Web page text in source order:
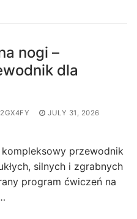
nogi –
dla
JULY 31, 2026
przewodnik
silnych i zgrabnych
program ćwiczeń na